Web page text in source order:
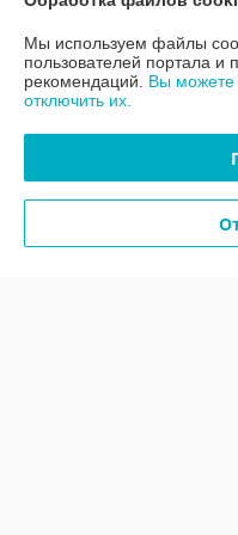
Контакты
Доставка и оплата
Мы используем файлы
пользователей портала и
рекомендаций. Вы можете
отключить их.